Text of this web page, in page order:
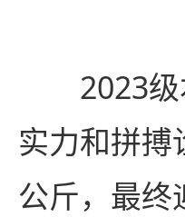
2023
实力和拼搏
公斤，最终